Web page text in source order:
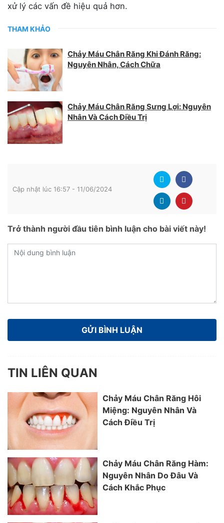
xử lý các vấn đề hiệu quả hơn.
THAM KHẢO
Chảy Máu Chân Răng Khi Đánh Răng:
Nguyên Nhân, Cách Chữa
Chảy Máu Chân Răng Sưng Lợi: Nguyên
Nhân Và Cách Điều Trị
Cập nhật lúc 16:57 - 11/06/2024
Trở thành người đầu tiên bình luận cho bài viết này!
TIN LIÊN QUAN
Chảy Máu Chân Răng Hôi
Miệng: Nguyên Nhân Và
Cách Điều Trị
Chảy Máu Chân Răng Hàm:
Nguyên Nhân Do Đâu Và
Cách Khắc Phục